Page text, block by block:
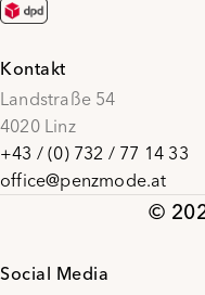
Kontakt
Landstraße 54
4020 Linz
+43 / (0) 732 / 77 14 33
office@penzmode.at
©
Social Media